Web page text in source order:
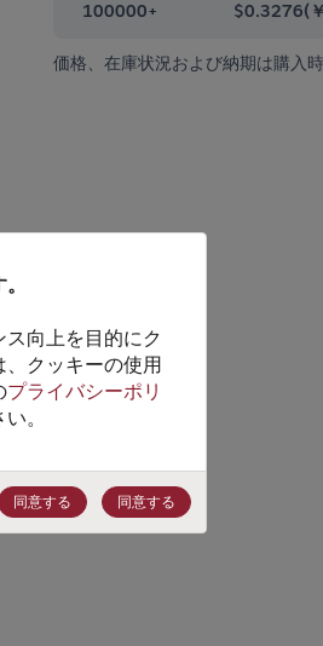
100000+ $0.3276(
価格、在庫状況および納期は購入
向上を目的にク
クッキーの使用
プライバシーポリ
。
同意する 同意する